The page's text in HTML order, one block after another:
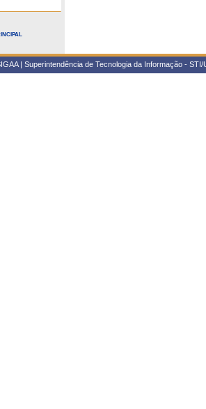
| Superintendência de Tecnologia da Informação -